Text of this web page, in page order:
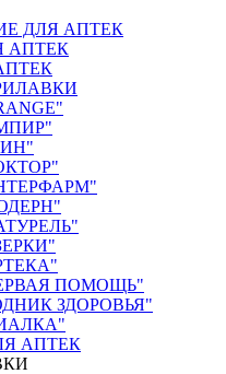
ДЛЯ АПТЕК
АПТЕК
ПОМОЩЬ"
ЗДОРОВЬЯ"
АПТЕК